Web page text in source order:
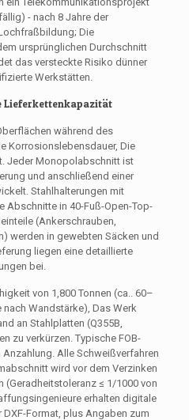
- nach 8 Jahre der
Die
ursprünglichen Durchschnitt
das versteckte Risiko dünner
Werkstätten.
Lieferkettenkapazität
während des
Korrosionslebensdauer, Die
Jeder Monopolabschnitt ist
und anschließend einer
Stahlhalterungen mit
Abschnitte in 40-Fuß-Open-Top-
(Ankerschrauben,
werden in gewebten Säcken und
liegen eine detaillierte
bei.
von 1,800 Tonnen (ca.. 60–
Wandstärke), Das Werk
an Stahlplatten (Q355B,
zu verkürzen. Typische FOB-
Alle Schweißverfahren
wird vor dem Verzinken
(Geradheitstoleranz ≤ 1/1000 von
erhalten digitale
Format, plus Angaben zum